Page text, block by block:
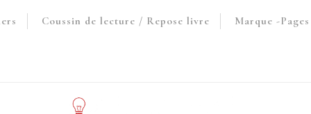
Coussin de lecture / Repose livre Marque -